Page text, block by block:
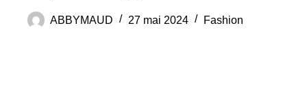
ABBYMAUD 27 mai 2024 Fashion